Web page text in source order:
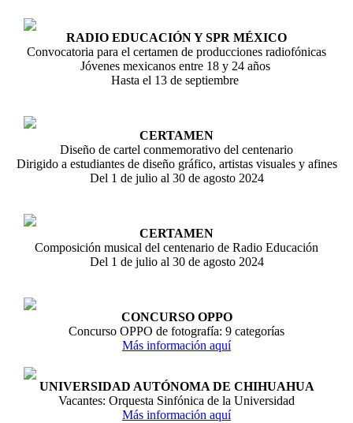
RADIO EDUCACIÓN Y SPR MÉXICO
Convocatoria para el certamen de producciones radiofónicas
Jóvenes mexicanos entre 18 y 24 años
Hasta el 13 de septiembre
CERTAMEN
Diseño de cartel conmemorativo del centenario
Dirigido a estudiantes de diseño gráfico, artistas visuales y afines
Del 1 de julio al 30 de agosto 2024
CERTAMEN
Composición musical del centenario de Radio Educación
Del 1 de julio al 30 de agosto 2024
CONCURSO OPPO
Concurso OPPO de fotografía: 9 categorías
Más información aquí
UNIVERSIDAD AUTÓNOMA DE CHIHUAHUA
Vacantes: Orquesta Sinfónica de la Universidad
Más información aquí